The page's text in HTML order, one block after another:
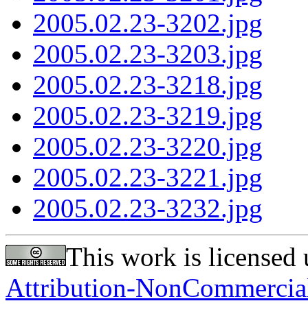
2005.02.23-3202.jpg
2005.02.23-3203.jpg
2005.02.23-3218.jpg
2005.02.23-3219.jpg
2005.02.23-3220.jpg
2005.02.23-3221.jpg
2005.02.23-3232.jpg
This work is licensed
Attribution-